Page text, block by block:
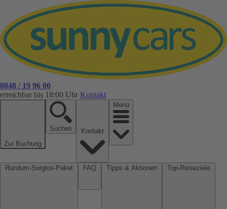
0848 / 19 96 00
erreichbar bis 18:00 Uhr Kontakt
Zur Buchung
Suchen
Menü